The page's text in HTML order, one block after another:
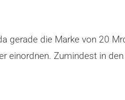
gerade die Marke von 20
einordnen. Zumindest in